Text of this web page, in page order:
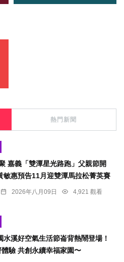
熱門新聞
嘉義「雙潭星光路跑」父親節開
敏惠預告11月迎雙潭馬拉松菁英賽
2026年八月09日
4,921 觀看
水溪好空氣生活節崙背熱鬧登場！
驗 共創永續幸福家園〜